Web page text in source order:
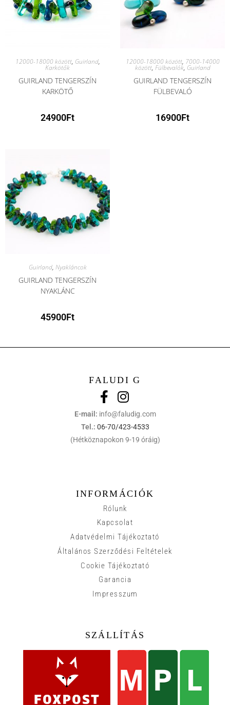
12000-18000 között, Guirland,
Karkötők
GUIRLAND TENGERSZÍN
KARKÖTŐ
24900Ft
12000-18000 között, 7000-14000
között, Fülbevalók, Guirland
GUIRLAND TENGERSZÍN
FÜLBEVALÓ
16900Ft
Guirland, Nyakláncok
GUIRLAND TENGERSZÍN
NYAKLÁNC
45900Ft
FALUDI G
E-mail: info@faludig.com
Tel.: 06-70/423-4533
(Hétköznapokon 9-19 óráig)
INFORMÁCIÓK
Rólunk
Kapcsolat
Adatvédelmi Tájékoztató
Általános Szerződési Feltételek
Cookie Tájékoztató
Garancia
Impresszum
SZÁLLÍTÁS